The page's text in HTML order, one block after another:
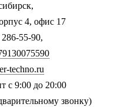
4, офис 17
55-90,
techno.ru
с 9:00 до 20:00
звонку)